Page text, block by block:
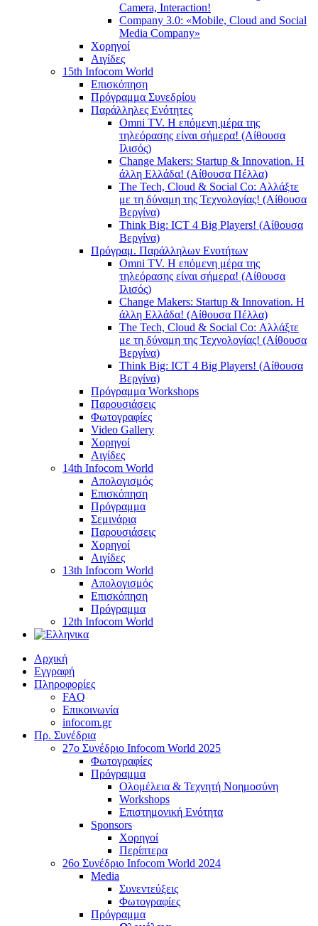
Camera, Interaction!
Company 3.0: «Mobile, Cloud and Social
Media Company»
Χορηγοί
Αιγίδες
15th Infocom World
Επισκόπηση
Πρόγραμμα Συνεδρίου
Παράλληλες Ενότητες
Omni TV. Η επόμενη μέρα της
τηλεόρασης είναι σήμερα! (Αίθουσα
Ιλισός)
Change Makers: Startup & Innovation. Η
άλλη Ελλάδα! (Αίθουσα Πέλλα)
The Tech, Cloud & Social Co: Αλλάξτε
με τη δύναμη της Τεχνολογίας! (Αίθουσα
Βεργίνα)
Think Big: ICT 4 Big Players! (Αίθουσα
Βεργίνα)
Πρόγραμ. Παράλληλων Ενοτήτων
Omni TV. Η επόμενη μέρα της
τηλεόρασης είναι σήμερα! (Αίθουσα
Ιλισός)
Change Makers: Startup & Innovation. Η
άλλη Ελλάδα! (Αίθουσα Πέλλα)
The Tech, Cloud & Social Co: Αλλάξτε
με τη δύναμη της Τεχνολογίας! (Αίθουσα
Βεργίνα)
Think Big: ICT 4 Big Players! (Αίθουσα
Βεργίνα)
Πρόγραμμα Workshops
Παρουσιάσεις
Φωτογραφίες
Video Gallery
Χορηγοί
Αιγίδες
14th Infocom World
Απολογισμός
Επισκόπηση
Πρόγραμμα
Σεμινάρια
Παρουσιάσεις
Χορηγοί
Αιγίδες
13th Infocom World
Απολογισμός
Επισκόπηση
Πρόγραμμα
12th Infocom World
Αρχική
Εγγραφή
Πληροφορίες
FAQ
Επικοινωνία
infocom.gr
Πρ. Συνέδρια
27o Συνέδριο Infocom World 2025
Φωτογραφίες
Πρόγραμμα
Ολομέλεια & Τεχνητή Νοημοσύνη
Workshops
Επιστημονική Ενότητα
Sponsors
Χορηγοί
Περίπτερα
26o Συνέδριο Infocom World 2024
Media
Συνεντεύξεις
Φωτογραφίες
Πρόγραμμα